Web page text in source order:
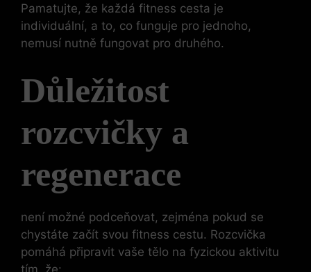
Pamatujte, že každá fitness cesta je
individuální, a to, co funguje pro jednoho,
nemusí nutně fungovat pro druhého.
Důležitost
rozcvičky a
regenerace
není možné podceňovat, zejména pokud se
chystáte začít svou fitness cestu. Rozcvička
pomáhá připravit vaše tělo na fyzickou aktivitu